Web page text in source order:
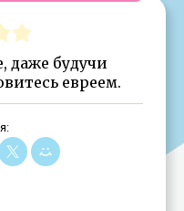
будучи
евреем.